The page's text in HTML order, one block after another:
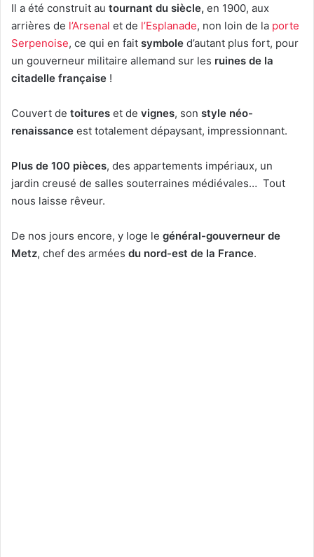
Il a été construit au tournant du siècle, en 1900, aux
arrières de l’Arsenal et de l’Esplanade, non loin de la porte
Serpenoise, ce qui en fait symbole d’autant plus fort, pour
un gouverneur militaire allemand sur les ruines de la
citadelle française !
Couvert de toitures et de vignes, son style néo-
renaissance est totalement dépaysant, impressionnant.
Plus de 100 pièces, des appartements impériaux, un
jardin creusé de salles souterraines médiévales… Tout
nous laisse rêveur.
De nos jours encore, y loge le général-gouverneur de
Metz, chef des armées du nord-est de la France.